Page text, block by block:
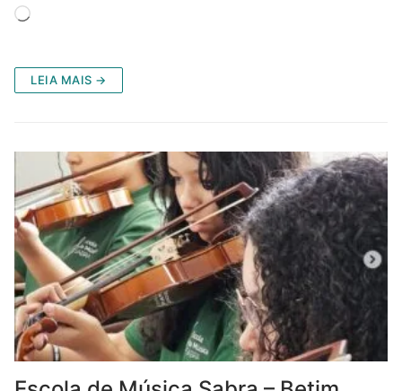
Carregando...
LEIA MAIS →